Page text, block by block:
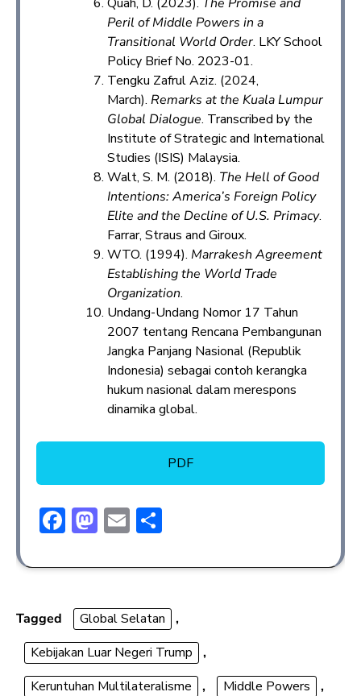
Peril of Middle Powers in a
Transitional World Order. LKY School
Policy Brief No. 2023-01.
Tengku Zafrul Aziz. (2024,
March). Remarks at the Kuala Lumpur
Global Dialogue. Transcribed by the
Institute of Strategic and International
Studies (ISIS) Malaysia.
Walt, S. M. (2018). The Hell of Good
Intentions: America’s Foreign Policy
Elite and the Decline of U.S. Primacy.
Farrar, Straus and Giroux.
WTO. (1994). Marrakesh Agreement
Establishing the World Trade
Organization.
Undang-Undang Nomor 17 Tahun
2007 tentang Rencana Pembangunan
Jangka Panjang Nasional (Republik
Indonesia) sebagai contoh kerangka
hukum nasional dalam merespons
dinamika global.
PDF
F
e
o
ok
M
st
d
o
n
E
ai ar
Tagged Global Selatan
,
Kebijakan Luar Negeri Trump
,
Keruntuhan Multilateralisme
, Middle Powers
,